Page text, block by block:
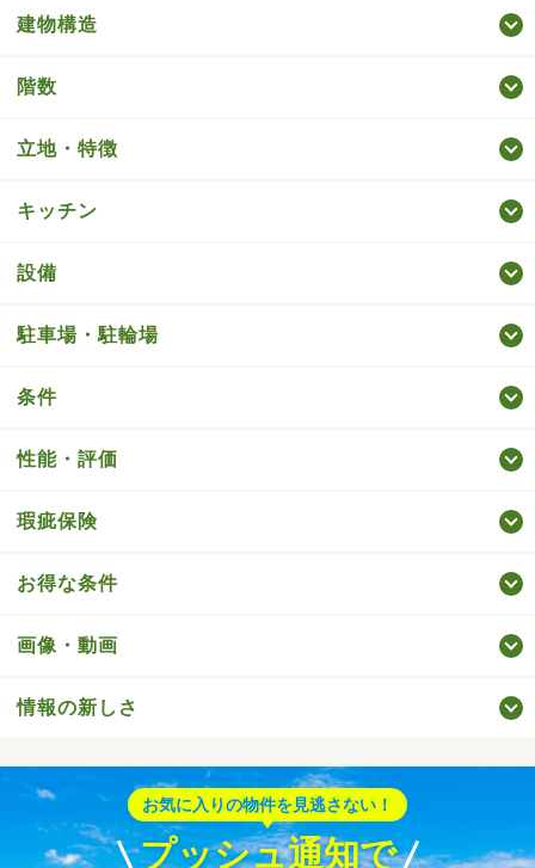
建物構造
階数
立地・特徴
キッチン
設備
駐車場・駐輪場
条件
性能・評価
瑕疵保険
お得な条件
画像・動画
情報の新しさ
お気に入りの物件を見逃さない！
プッシュ通知で